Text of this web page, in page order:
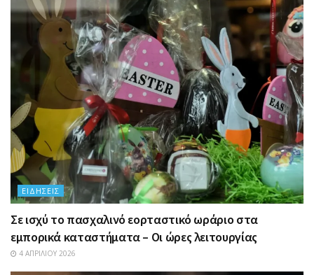
ΕΙΔΉΣΕΙΣ
Σε ισχύ το πασχαλινό εορταστικό ωράριο στα
εμπορικά καταστήματα – Οι ώρες λειτουργίας
4 ΑΠΡΙΛΊΟΥ 2026